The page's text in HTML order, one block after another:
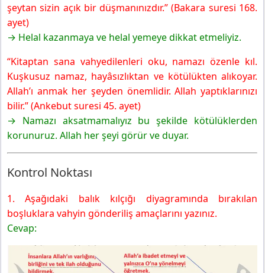
şeytan sizin açık bir düşmanınızdır.” (Bakara suresi 168.
ayet)
→ Helal kazanmaya ve helal yemeye dikkat etmeliyiz.
“Kitaptan sana vahyedilenleri oku, namazı özenle kıl.
Kuşkusuz namaz, hayâsızlıktan ve kötülükten alıkoyar.
Allah’ı anmak her şeyden önemlidir. Allah yaptıklarınızı
bilir.” (Ankebut suresi 45. ayet)
→ Namazı aksatmamalıyız bu şekilde kötülüklerden
korunuruz. Allah her şeyi görür ve duyar.
Kontrol Noktası
1. Aşağıdaki balık kılçığı diyagramında bırakılan
boşluklara vahyin gönderiliş amaçlarını yazınız.
Cevap: